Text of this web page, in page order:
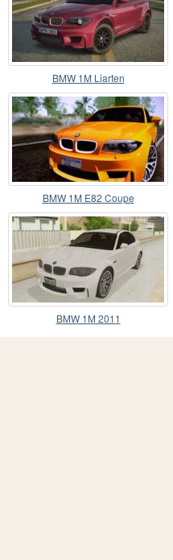
BMW 1M Liarten
BMW 1M E82 Coupe
BMW 1M 2011